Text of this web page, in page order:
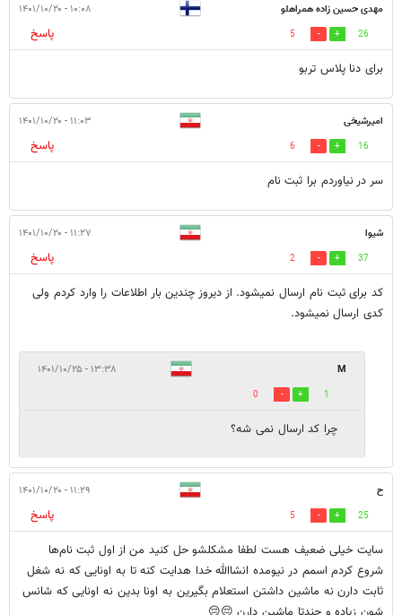
مهدی حسین زاده همراهلو ۱۰:۰۸ - ۱۴۰۱/۱۰/۲۰
26
5
پاسخ
برای دنا پلاس تربو
امیرشیخی ۱۱:۰۳ - ۱۴۰۱/۱۰/۲۰
16
6
پاسخ
سر در نیاوردم برا ثبت نام
شیوا ۱۱:۲۷ - ۱۴۰۱/۱۰/۲۰
37
2
پاسخ
کد برای ثبت نام ارسال نمیشود. از دیروز چندین بار اطلاعات را وارد کردم ولی
کدی ارسال نمیشود.
M ۱۳:۳۸ - ۱۴۰۱/۱۰/۲۵
1
0
چرا کد ارسال نمی شه؟
ح ۱۱:۲۹ - ۱۴۰۱/۱۰/۲۰
25
5
پاسخ
سایت خیلی ضعیف هست لطفا مشکلشو حل کنید من از اول ثبت نام‌ها
شروع کردم اسمم در نیومده انشاالله خدا هدایت کنه تا به اونایی که نه شغل
ثابت دارن نه ماشین داشتن استعلام بگیرین به اونا بدین نه اونایی که شانس